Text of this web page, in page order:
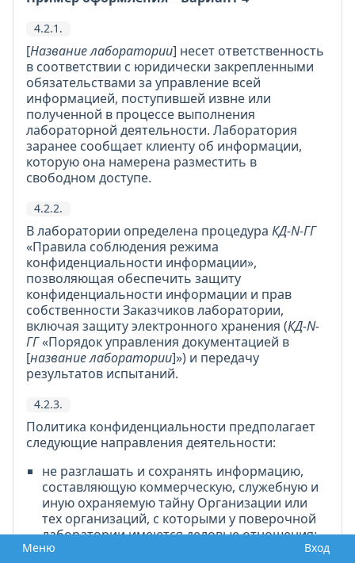
4.2.1.
[Название лаборатории] несет ответственность
в соответствии с юридически закрепленными
обязательствами за управление всей
информацией, поступившей извне или
полученной в процессе выполнения
лабораторной деятельности. Лаборатория
заранее сообщает клиенту об информации,
которую она намерена разместить в
свободном доступе.
4.2.2.
В лаборатории определена процедура КД-N-ГГ
«Правила соблюдения режима
конфиденциальности информации»,
позволяющая обеспечить защиту
конфиденциальности информации и прав
собственности Заказчиков лаборатории,
включая защиту электронного хранения (КД-N-
ГГ«Порядок управления документацией в
[название лаборатории]») и передачу
результатов испытаний.
4.2.3.
Политика конфиденциальности предполагает
следующие направления деятельности:
не разглашать и сохранять информацию,
составляющую коммерческую, служебную и
иную охраняемую тайну Организации или
тех организаций, с которыми у поверочной
лаборатории имеются деловые отношения;
не использовать информацию
Меню Вход